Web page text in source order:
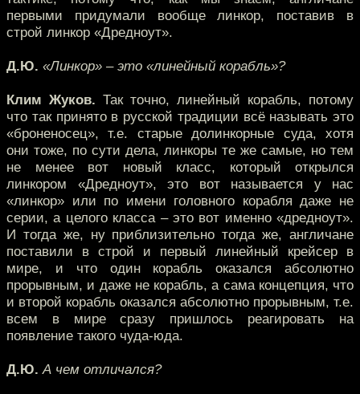
первыми придумали вообще линкор, поставив в
строй линкор «Дредноут».
Д.Ю. «Линкор» – это «линейный корабль»?
Клим Жуков. Так точно, линейный корабль, потому
что так принято в русской традиции всё называть это
«броненосец», т.е. старые долинкорные суда, хотя
они тоже, по сути дела, линкоры те же самые, но тем
не менее вот новый класс, который открылся
линкором «Дредноут», это вот называется у нас
«линкор» или по имени головного корабля даже не
серии, а целого класса – это вот именно «дредноут».
И тогда же, ну приблизительно тогда же, англичане
поставили в строй и первый линейный крейсер в
мире, и что один корабль оказался абсолютно
прорывным, и даже не корабль, а сама концепция, что
и второй корабль оказался абсолютно прорывным, т.е.
всем в мире сразу пришлось реагировать на
появление такого чуда-юда.
Д.Ю. А чем отличался?